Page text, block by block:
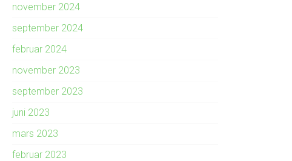
november 2024
september 2024
februar 2024
november 2023
september 2023
juni 2023
mars 2023
februar 2023